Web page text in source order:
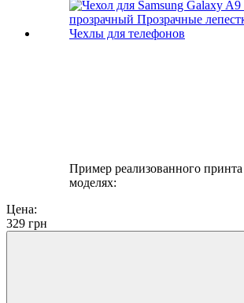
Пример реализованного
моделях:
Цена:
329 грн